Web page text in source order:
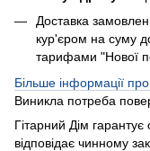
Доставка
кур'єром на суму
тарифами "Нової
Більше інформації
Виникла потреба
Гітарний Дім
відповідає чинному